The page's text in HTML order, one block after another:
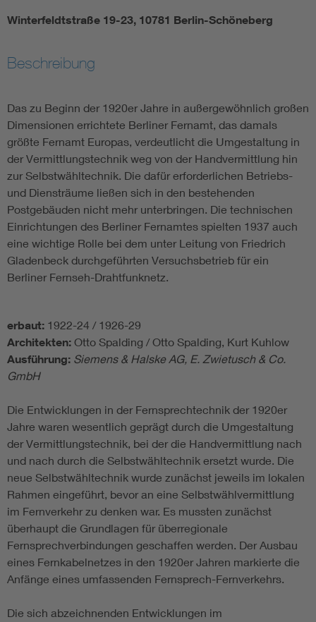
Winterfeldtstraße 19-23, 10781 Berlin-Schöneberg
Beschreibung
Das zu Beginn der 1920er Jahre in außergewöhnlich großen
Dimensionen errichtete Berliner Fernamt, das damals
größte Fernamt Europas, verdeutlicht die Umgestaltung in
der Vermittlungstechnik weg von der Handvermittlung hin
zur Selbstwähltechnik. Die dafür erforderlichen Betriebs-
und Diensträume ließen sich in den bestehenden
Postgebäuden nicht mehr unterbringen. Die technischen
Einrichtungen des Berliner Fernamtes spielten 1937 auch
eine wichtige Rolle bei dem unter Leitung von Friedrich
Gladenbeck durchgeführten Versuchsbetrieb für ein
Berliner Fernseh-Drahtfunknetz.
erbaut: 1922-24 / 1926-29
Architekten: Otto Spalding / Otto Spalding, Kurt Kuhlow
Ausführung: Siemens & Halske AG, E. Zwietusch & Co.
GmbH
Die Entwicklungen in der Fernsprechtechnik der 1920er
Jahre waren wesentlich geprägt durch die Umgestaltung
der Vermittlungstechnik, bei der die Handvermittlung nach
und nach durch die Selbstwähltechnik ersetzt wurde. Die
neue Selbstwähltechnik wurde zunächst jeweils im lokalen
Rahmen eingeführt, bevor an eine Selbstwählvermittlung
im Fernverkehr zu denken war. Es mussten zunächst
überhaupt die Grundlagen für überregionale
Fernsprechverbindungen geschaffen werden. Der Ausbau
eines Fernkabelnetzes in den 1920er Jahren markierte die
Anfänge eines umfassenden Fernsprech-Fernverkehrs.
Die sich abzeichnenden Entwicklungen im